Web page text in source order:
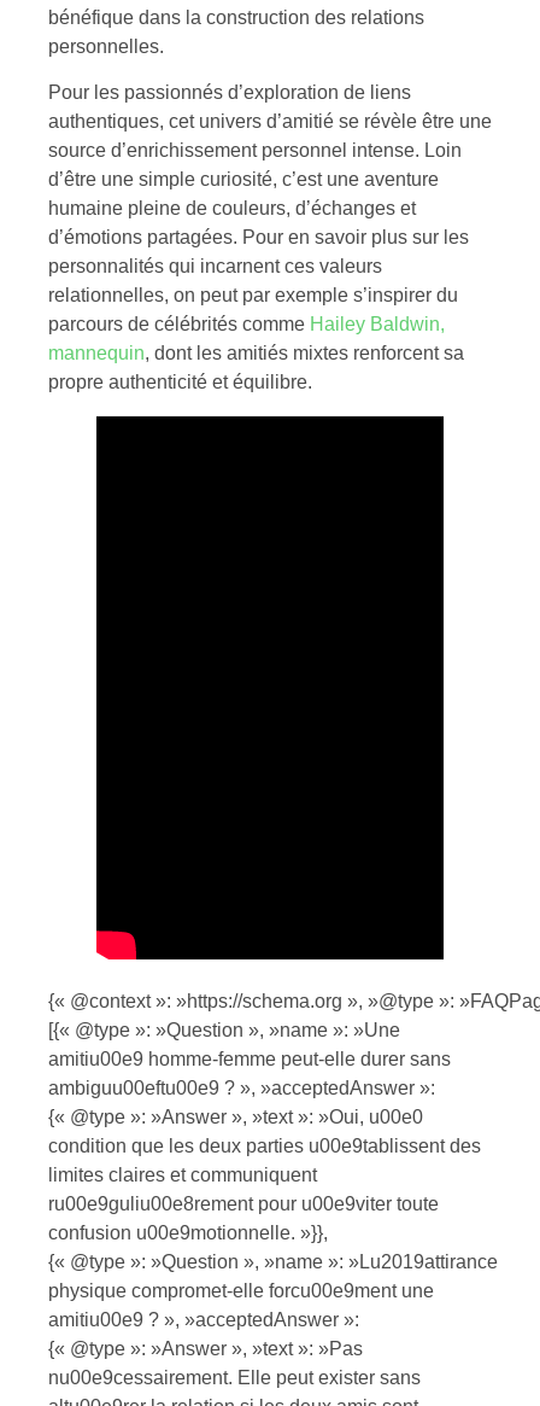
bénéfique dans la construction des relations
personnelles.
Pour les passionnés d’exploration de liens
authentiques, cet univers d’amitié se révèle être une
source d’enrichissement personnel intense. Loin
d’être une simple curiosité, c’est une aventure
humaine pleine de couleurs, d’échanges et
d’émotions partagées. Pour en savoir plus sur les
personnalités qui incarnent ces valeurs
relationnelles, on peut par exemple s’inspirer du
parcours de célébrités comme Hailey Baldwin,
mannequin, dont les amitiés mixtes renforcent sa
propre authenticité et équilibre.
{« @context »: »https://schema.org », »@type »:
[{« @type »: »Question », »name »: »Une
amitiu00e9 homme-femme peut-elle durer sans
ambiguu00eftu00e9 ? », »acceptedAnswer »:
{« @type »: »Answer », »text »: »Oui, u00e0
condition que les deux parties u00e9tablissent des
limites claires et communiquent
ru00e9guliu00e8rement pour u00e9viter toute
confusion u00e9motionnelle. »}},
{« @type »: »Question », »name »: »Lu2019attirance
physique compromet-elle forcu00e9ment une
amitiu00e9 ? », »acceptedAnswer »:
{« @type »: »Answer », »text »: »Pas
nu00e9cessairement. Elle peut exister sans